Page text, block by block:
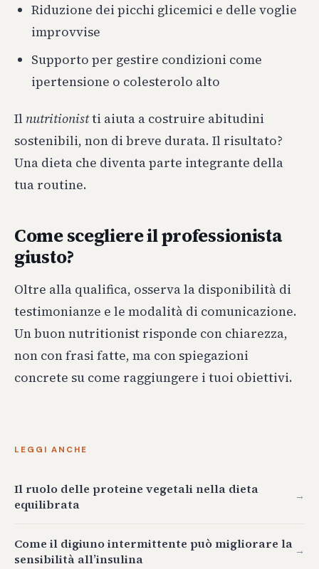
Riduzione dei picchi glicemici e delle voglie
improvvise
Supporto per gestire condizioni come
ipertensione o colesterolo alto
Il nutritionistti aiuta a costruire abitudini
sostenibili, non di breve durata. Il risultato?
Una dieta che diventa parte integrante della
tua routine.
Come scegliere il professionista
giusto?
Oltre alla qualifica, osserva la disponibilità di
testimonianze e le modalità di comunicazione.
Un buon nutritionist risponde con chiarezza,
non con frasi fatte, ma con spiegazioni
concrete su come raggiungere i tuoi obiettivi.
LEGGI ANCHE
Il ruolo delle proteine vegetali nella dieta
equilibrata
→
Come il digiuno intermittente può migliorare la
sensibilità all’insulina
→